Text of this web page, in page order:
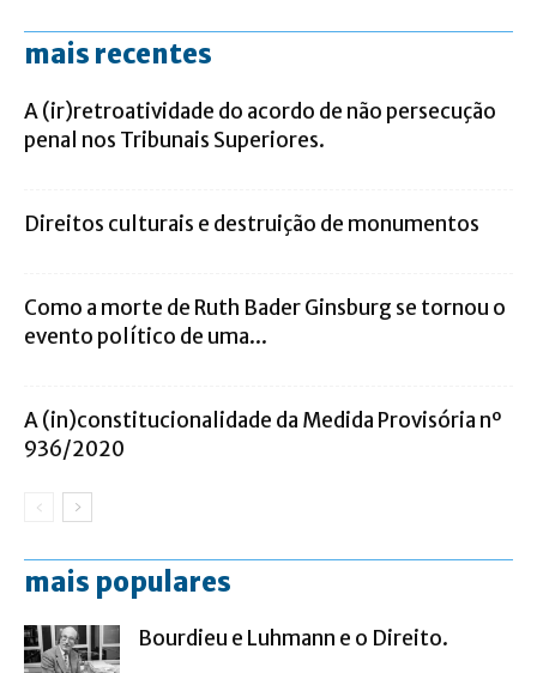
mais recentes
A (ir)retroatividade do acordo de não persecução
penal nos Tribunais Superiores.
Direitos culturais e destruição de monumentos
Como a morte de Ruth Bader Ginsburg se tornou o
evento político de uma...
A (in)constitucionalidade da Medida Provisória nº
936/2020
mais populares
Bourdieu e Luhmann e o Direito.